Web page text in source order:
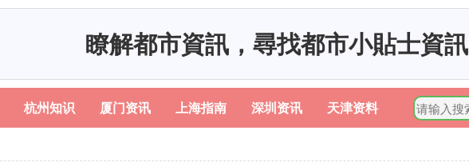
瞭解都市資訊，尋找都市小貼士資訊
杭州知识 厦门资讯 上海指南 深圳资讯 天津资料